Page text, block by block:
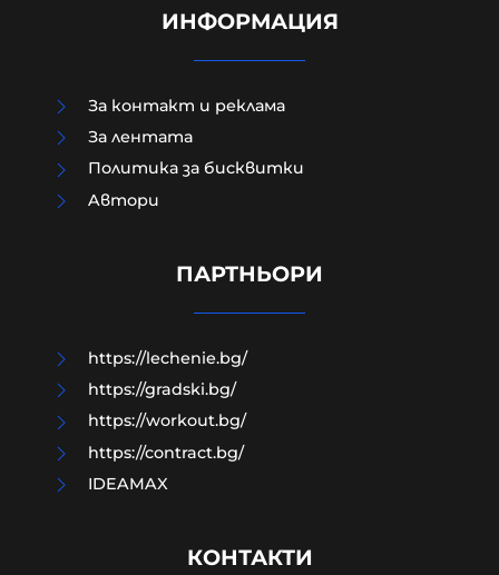
ПРЕД НАС СА БЛЕСНАЛИ ЖИТАТА
ИНФОРМАЦИЯ
За контакт и реклама
За лентата
Политика за бисквитки
Aвтори
ПАРТНЬОРИ
https://lechenie.bg/
https://gradski.bg/
https://workout.bg/
https://contract.bg/
IDEAMAX
КОНТАКТИ